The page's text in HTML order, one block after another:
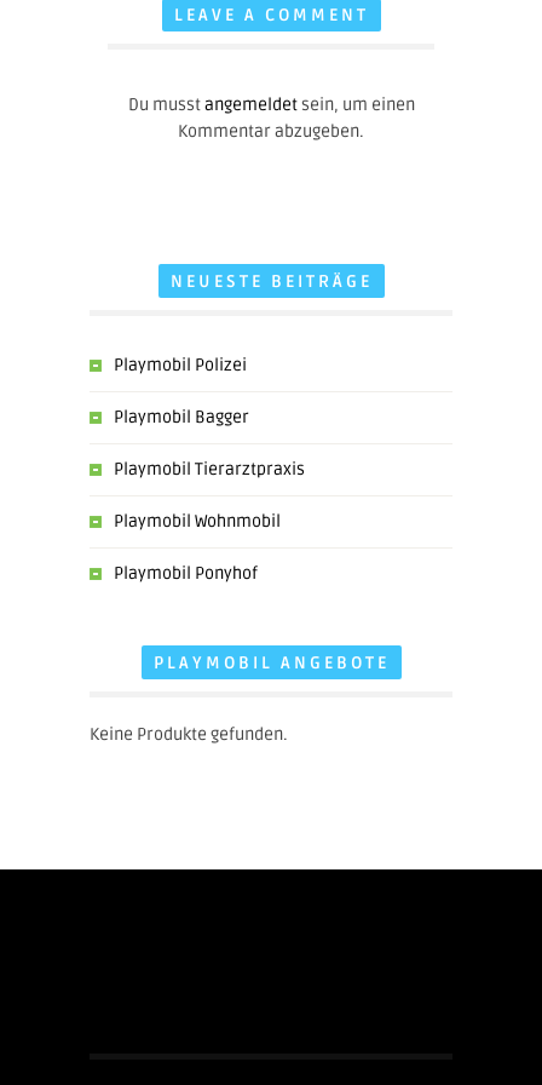
LEAVE A COMMENT
Du musstangemeldetsein, um einen
Kommentar abzugeben.
NEUESTE BEITRÄGE
Playmobil Polizei
Playmobil Bagger
Playmobil Tierarztpraxis
Playmobil Wohnmobil
Playmobil Ponyhof
PLAYMOBIL ANGEBOTE
Keine Produkte gefunden.